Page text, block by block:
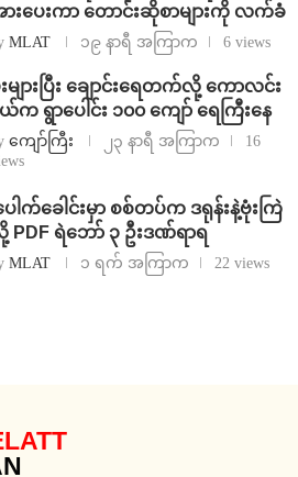
းပေးကာ တောင်းဆိုစာများကို လက်ခံ
MLAT ၁၉ နာရီ အကြာက 6 views
များပြီး ချောင်းရေတက်လို့ ကောလင်း
က ရွာပေါင်း ၁၀၀ ကျော် ရေကြီးနေ
ကျော်ကြီး ၂၃ နာရီ အကြာက
16
ေါက်ခေါင်းမှာ စစ်တပ်က ဒရုန်းနဲ့ဗုံးကြဲ
PDF ရဲဘော် ၃ ဦးဒဏ်ရာရ
MLAT ၁ ရက် အကြာက 22 views